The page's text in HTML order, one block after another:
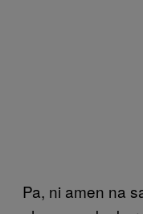
Pa, ni amen na